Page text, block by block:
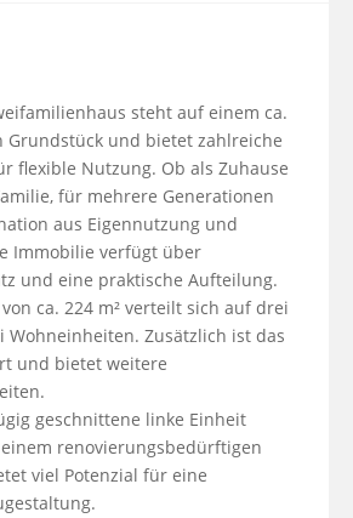
steht auf einem ca.
Grundstück und bietet zahlreiche
flexible Nutzung. Ob als Zuhause
für mehrere Generationen
aus Eigennutzung und
Immobilie verfügt über
und eine praktische Aufteilung.
ca. 224 m² verteilt sich auf drei
Wohneinheiten. Zusätzlich ist das
und bietet weitere
geschnittene linke Einheit
renovierungsbedürftigen
viel Potenzial für eine